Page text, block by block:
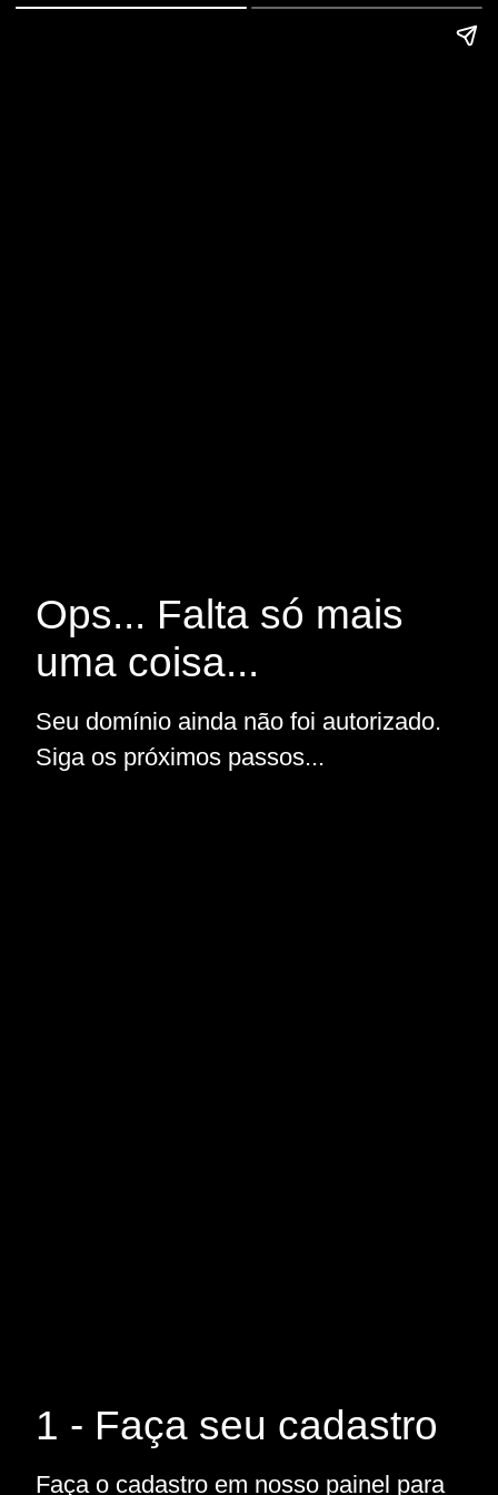
Ops... Falta só mais
uma coisa...
Seu domínio ainda não foi autorizado.
Siga os próximos passos...
1 - Faça seu cadastro
Faça o cadastro em nosso painel para